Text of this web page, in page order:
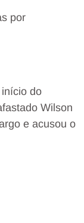
por
do
Wilson
e acusou o